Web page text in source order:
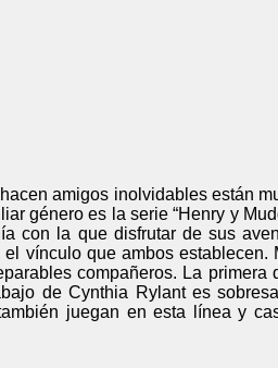
amigos inolvidables están
género es la serie “Henry y
con la que disfrutar de sus
vínculo que ambos
compañeros. La
de Cynthia Rylant es
juegan en esta línea y